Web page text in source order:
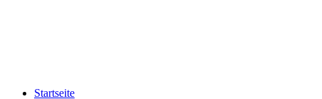
Startseite